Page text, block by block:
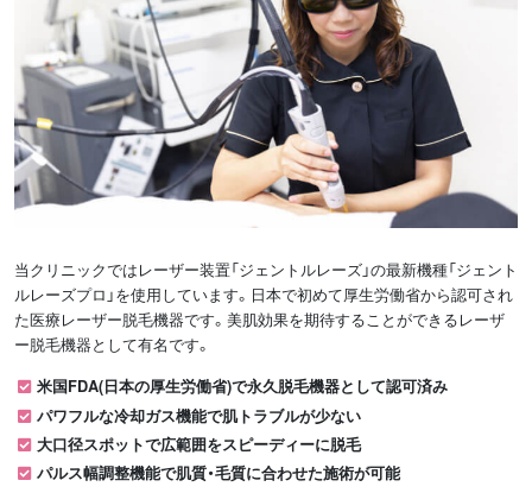
当クリニックではレーザー装置「ジェントルレーズ」の最新機種「ジェント
ルレーズプロ」を使用しています。日本で初めて厚生労働省から認可され
た医療レーザー脱毛機器です。美肌効果を期待することができるレーザ
ー脱毛機器として有名です。
米国FDA(日本の厚生労働省)で永久脱毛機器として認可済み
パワフルな冷却ガス機能で肌トラブルが少ない
大口径スポットで広範囲をスピーディーに脱毛
パルス幅調整機能で肌質・毛質に合わせた施術が可能